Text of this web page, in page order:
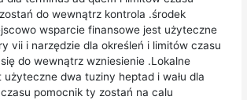
do wewnątrz kontrola .środek
wsparcie finansowe jest użyteczne
vii i narzędzie dla określeń i limitów czasu
do wewnątrz wzniesienie .Lokalne
dwa tuziny heptad i wału dla
pomocnik ty zostań na calu